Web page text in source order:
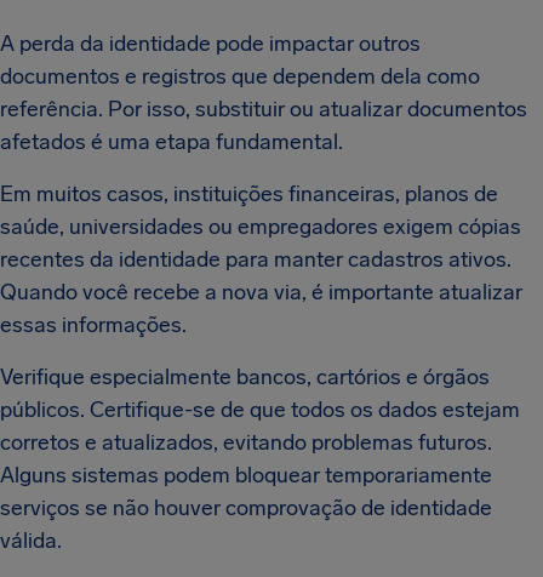
A perda da identidade pode impactar outros
documentos e registros que dependem dela como
referência. Por isso, substituir ou atualizar documentos
afetados é uma etapa fundamental.
Em muitos casos, instituições financeiras, planos de
saúde, universidades ou empregadores exigem cópias
recentes da identidade para manter cadastros ativos.
Quando você recebe a nova via, é importante atualizar
essas informações.
Verifique especialmente bancos, cartórios e órgãos
públicos. Certifique-se de que todos os dados estejam
corretos e atualizados, evitando problemas futuros.
Alguns sistemas podem bloquear temporariamente
serviços se não houver comprovação de identidade
válida.